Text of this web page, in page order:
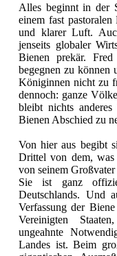
Alles beginnt in der
einem fast pastoralen
und klarer Luft.
jenseits globaler
Bienen prekär.
begegnen zu können
Königinnen nicht zu
dennoch: ganze
bleibt nichts
Bienen Abschied zu
Von hier aus begibt
Drittel von dem, was
von seinem
Sie ist ganz
Deutschlands. Und
Verfassung der
Vereinigten
ungeahnte
Landes ist. Beim